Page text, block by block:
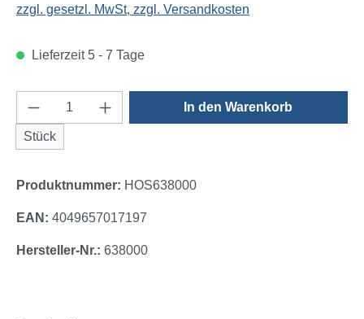
zzgl. gesetzl. MwSt, zzgl. Versandkosten
Lieferzeit 5 - 7 Tage
Produkt Anzahl: Gib den gewünschten
Stück
In den Warenkorb
Produktnummer: HOS638000
EAN: 4049657017197
Hersteller-Nr.: 638000